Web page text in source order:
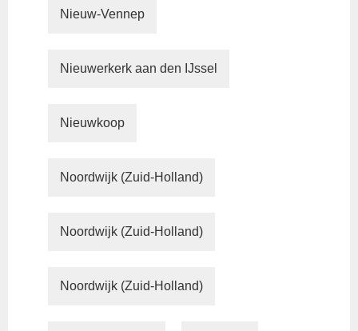
Nieuw-Vennep
Nieuwerkerk aan den IJssel
Nieuwkoop
Noordwijk (Zuid-Holland)
Noordwijk (Zuid-Holland)
Noordwijk (Zuid-Holland)